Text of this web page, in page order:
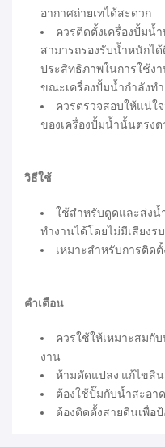
อากาศถ่ายเทได้สะดวก
ควรติดตั้งเครื่องปั้ม
สามารถรองรับน้ำหนักไ
ประสิทธิภาพในการใช้ง
ขณะเครื่องปั้มน้ำกำลังท
ควรตรวจสอบให้แน่ใ
ของเครื่องปั้มน้ำนั้นตรง
วิธีใช้
ใช้สำหรับดูดและส่งน้
ทำงานได้โดยไม่มีเสียงร
เหมาะสำหรับการติด
คำเตือน
ควรใช้ให้เหมาะสมกั
งาน
ห้ามดัดแปลง แก้ไขสิ
ต้องใช้ปั๊มกับน้ำสะอา
ต้องติดตั้งสายดินเพื่อ